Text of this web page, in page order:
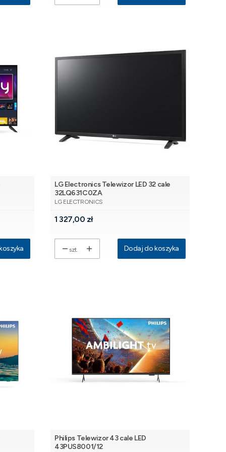
LG Electronics Telewizor LED 32 cale
32LQ631C0ZA
PRODUCENT
LG ELECTRONICS
Cena
1 327,00 zł
szt. Dodaj do koszyka
Philips Telewizor 43 cale LED
43PUS8001/12